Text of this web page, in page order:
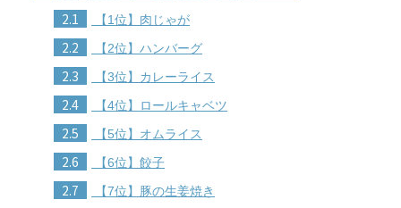
2.1 【1位】肉じゃが
2.2 【2位】ハンバーグ
2.3 【3位】カレーライス
2.4 【4位】ロールキャベツ
2.5 【5位】オムライス
2.6 【6位】餃子
2.7 【7位】豚の生姜焼き